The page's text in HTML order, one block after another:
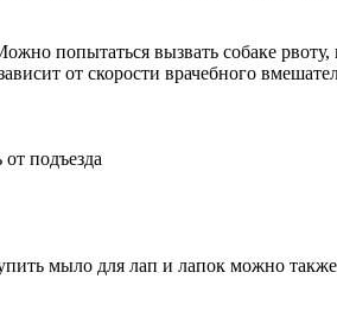
попытаться вызвать собаке рвоту,
от скорости врачебного
подъезда
мыло для лап и лапок можно также